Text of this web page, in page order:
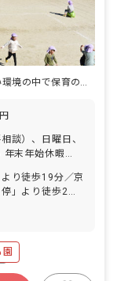
早番遅番は時給200円UP！心地よい環境の中で保育のお仕事をしましょう
談）、日曜日、
年末年始休暇
ており、お休み
取れることで職
法人の特徴の1
り徒歩19分／京
」より徒歩2分
補助）